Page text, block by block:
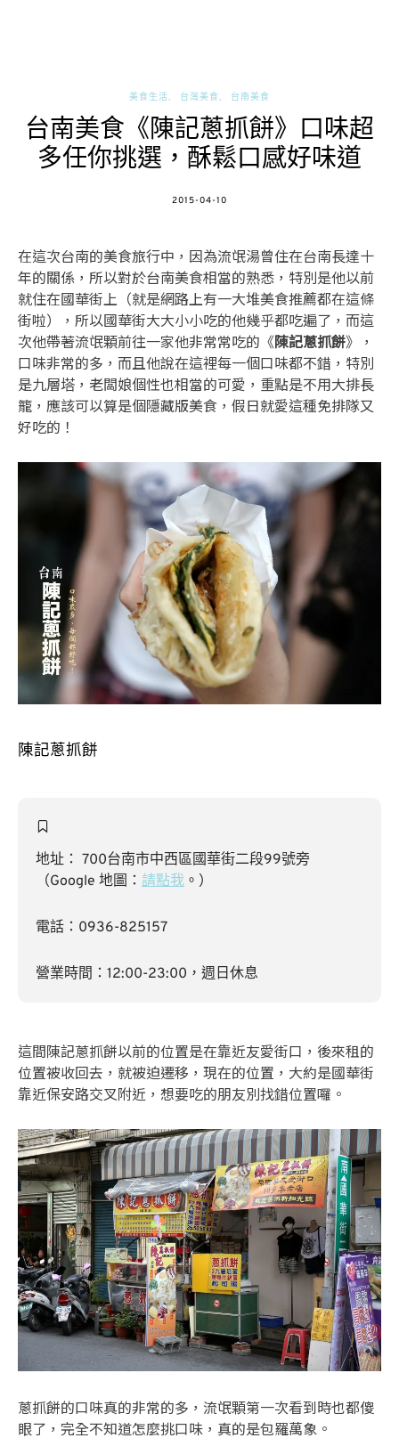
美食生活 台灣美食 台南美食
台南美食《陳記蔥抓餅》口味超
多任你挑選，酥鬆口感好味道
POSTED
2015-04-10
在這次台南的美食旅行中，因為流氓湯曾住在台南長達十
年的關係，所以對於台南美食相當的熟悉，特別是他以前
就住在國華街上（就是網路上有一大堆美食推薦都在這條
街啦），所以國華街大大小小吃的他幾乎都吃遍了，而這
次他帶著流氓顆前往一家他非常常吃的《陳記蔥抓餅》，
口味非常的多，而且他說在這裡每一個口味都不錯，特別
是九層塔，老闆娘個性也相當的可愛，重點是不用大排長
籠，應該可以算是個隱藏版美食，假日就愛這種免排隊又
好吃的！
陳記蔥抓餅
地址： 700台南市中西區國華街二段99號旁
（Google 地圖： 請點我 。）
電話：0936-825157
營業時間：12:00-23:00，週日休息
這間陳記蔥抓餅以前的位置是在靠近友愛街口，後來租的
位置被收回去，就被迫遷移，現在的位置，大約是國華街
靠近保安路交叉附近，想要吃的朋友別找錯位置囉。
蔥抓餅的口味真的非常的多，流氓顆第一次看到時也都傻
眼了，完全不知道怎麼挑口味，真的是包羅萬象。